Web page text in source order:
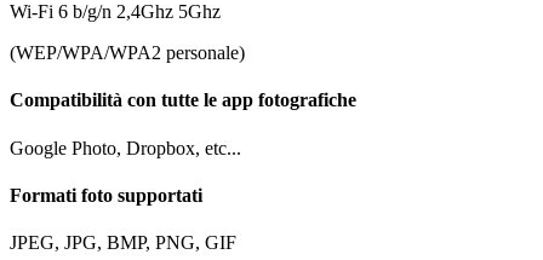
Wi-Fi 6 b/g/n 2,4Ghz 5Ghz
(WEP/WPA/WPA2 personale)
Compatibilità con tutte le app fotografiche
Google Photo, Dropbox, etc...
Formati foto supportati
JPEG, JPG, BMP, PNG, GIF